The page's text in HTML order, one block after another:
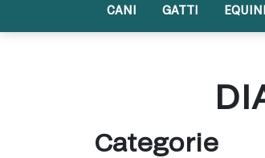
CANI GATTI EQUINI
Categorie